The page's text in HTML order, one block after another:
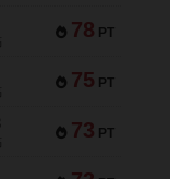
78 PT
75 PT
73 PT